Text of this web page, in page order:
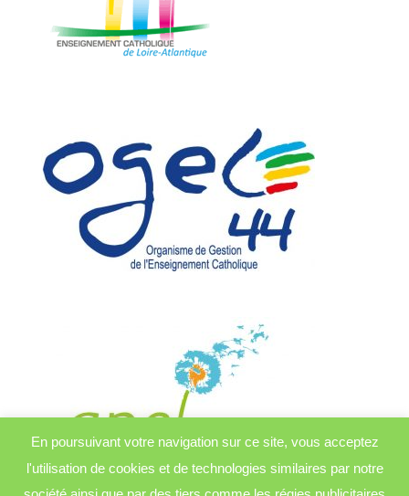
En poursuivant votre navigation sur ce site, vous acceptez
l'utilisation de cookies et de technologies similaires par notre